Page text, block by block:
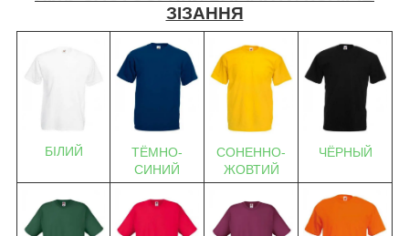
ЗІЗАННЯ
БІЛИЙ
ТЁМНО-
СИНИЙ
СОНЕННО-
ЖОВТИЙ
ЧЁРНЫЙ